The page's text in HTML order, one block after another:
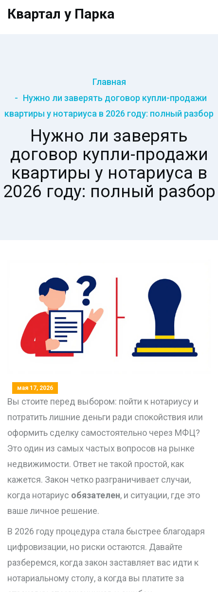
Квартал у Парка
Главная
Нужно ли заверять договор купли-продажи
квартиры у нотариуса в 2026 году: полный разбор
Нужно ли заверять
договор купли-продажи
квартиры у нотариуса в
2026 году: полный разбор
мая 17, 2026
Вы стоите перед выбором: пойти к нотариусу и
потратить лишние деньги ради спокойствия или
оформить сделку самостоятельно через МФЦ?
Это один из самых частых вопросов на рынке
недвижимости. Ответ не такой простой, как
кажется. Закон четко разграничивает случаи,
когда нотариус обязателен, и ситуации, где это
ваше личное решение.
В 2026 году процедура стала быстрее благодаря
цифровизации, но риски остаются. Давайте
разберемся, когда закон заставляет вас идти к
нотариальному столу, а когда вы платите за